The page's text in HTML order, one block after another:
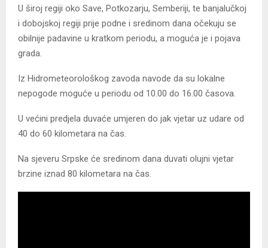
U široj regiji oko Save, Potkozarju, Semberiji, te banjalučkoj
i dobojskoj regiji prije podne i sredinom dana očekuju se
obilnije padavine u kratkom periodu, a moguća je i pojava
grada.
Iz Hidrometeorološkog zavoda navode da su lokalne
nepogode moguće u periodu od 10.00 do 16.00 časova.
U većini predjela duvaće umjeren do jak vjetar uz udare od
40 do 60 kilometara na čas.
Na sjeveru Srpske će sredinom dana duvati olujni vjetar
brzine iznad 80 kilometara na čas.